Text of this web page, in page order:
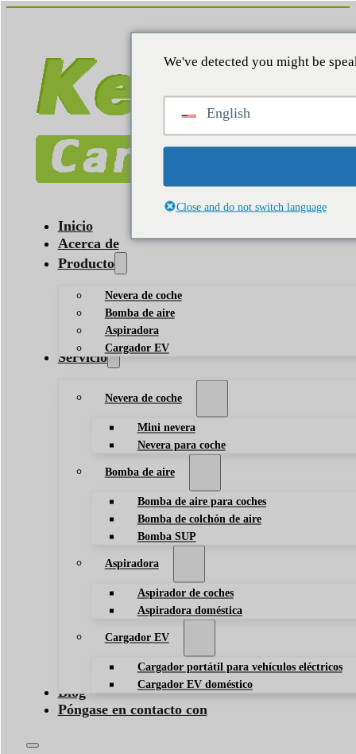
Inicio
Acerca de
Producto
Nevera de coche
Bomba de aire
Aspiradora
Cargador EV
Servicio
Nevera de coche
Mini nevera
Nevera para coche
Bomba de aire
Bomba de aire para coches
Bomba de colchón de aire
Bomba SUP
Aspiradora
Aspirador de coches
Aspiradora doméstica
Cargador EV
Cargador portátil para vehículos eléctricos
Cargador EV doméstico
Blog
Póngase en contacto con
We've detected you might be
English
Close and do not switch language